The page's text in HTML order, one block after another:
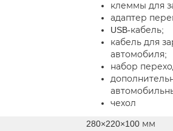
клеммы для
адаптер
USB-кабель;
кабель для
автомобиля;
набор
чехол
280×220×100 мм